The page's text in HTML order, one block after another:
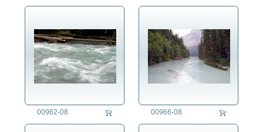
00962-08 00966-08